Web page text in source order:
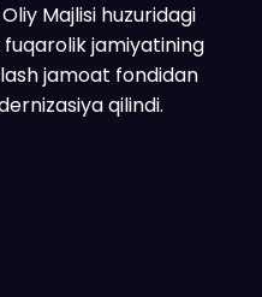
Majlisi huzuridagi
jamiyatining
jamoat fondidan
qilindi.